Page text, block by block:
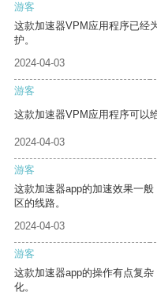
游客
这款加速器VPM应用程序已经
护。
2024-04-03
游客
这款加速器VPM应用程序可以
2024-04-03
游客
这款加速器app的加速效果一
区的线路。
2024-04-03
游客
这款加速器app的操作有点复
化。